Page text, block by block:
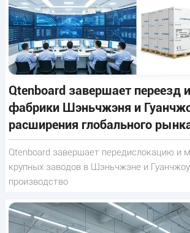
Qtenboard завершает переезд
фабрики Шэньчжэня и
расширения глобального
Qtenboard завершает передислокацию и
крупных заводов в Шэньчжэне и
производство